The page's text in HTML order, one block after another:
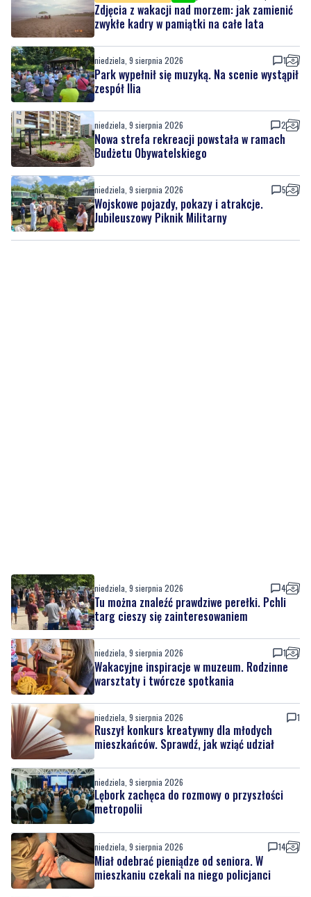
Zdjęcia z wakacji nad morzem: jak zamienić
zwykłe kadry w pamiątki na całe lata
niedziela, 9 sierpnia 2026 1
Park wypełnił się muzyką. Na scenie wystąpił
zespół Ilia
niedziela, 9 sierpnia 2026 2
Nowa strefa rekreacji powstała w ramach
Budżetu Obywatelskiego
niedziela, 9 sierpnia 2026 5
Wojskowe pojazdy, pokazy i atrakcje.
Jubileuszowy Piknik Militarny
niedziela, 9 sierpnia 2026 4
Tu można znaleźć prawdziwe perełki. Pchli
targ cieszy się zainteresowaniem
niedziela, 9 sierpnia 2026 1
Wakacyjne inspiracje w muzeum. Rodzinne
warsztaty i twórcze spotkania
niedziela, 9 sierpnia 2026 1
Ruszył konkurs kreatywny dla młodych
mieszkańców. Sprawdź, jak wziąć udział
niedziela, 9 sierpnia 2026
Lębork zachęca do rozmowy o przyszłości
metropolii
niedziela, 9 sierpnia 2026 14
Miał odebrać pieniądze od seniora. W
mieszkaniu czekali na niego policjanci